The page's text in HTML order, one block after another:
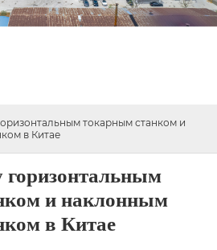
токарным станком и
в Китае
горизонтальным
и наклонным
в Китае